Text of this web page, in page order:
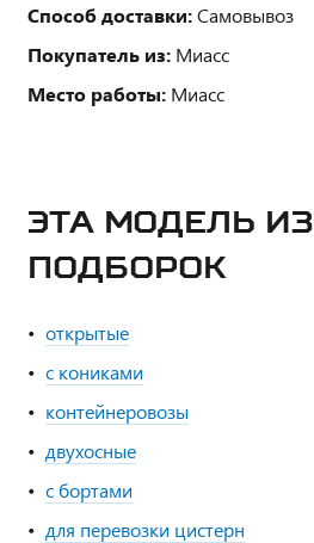
Способ доставки:Самовывоз
Покупатель из: Миасс
Место работы: Миасс
ЭТА МОДЕЛЬ ИЗ
ПОДБОРОК
открытые
с кониками
контейнеровозы
двухосные
с бортами
для перевозки цистерн